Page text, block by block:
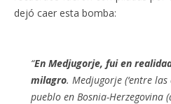
dejó caer esta bomba:
“En Medjugorje, fui en
milagro. Medjugorje (‘entre las
pueblo en Bosnia-Herzegovina